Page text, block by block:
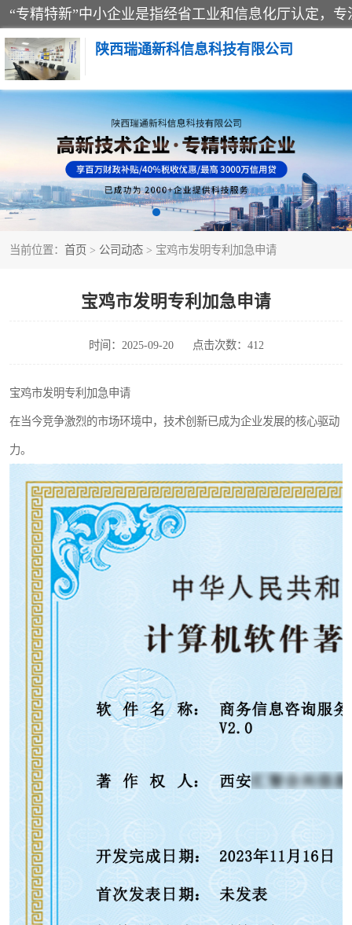
陕西瑞通新科信息科技有限公司
当前位置： 首页 > 公司动态 > 宝鸡市发明专利加急申请
宝鸡市发明专利加急申请
时间：2025-09-20 点击次数：412
宝鸡市发明专利加急申请
在当今竞争激烈的市场环境中，技术创新已成为企业发展的核心驱动
力。